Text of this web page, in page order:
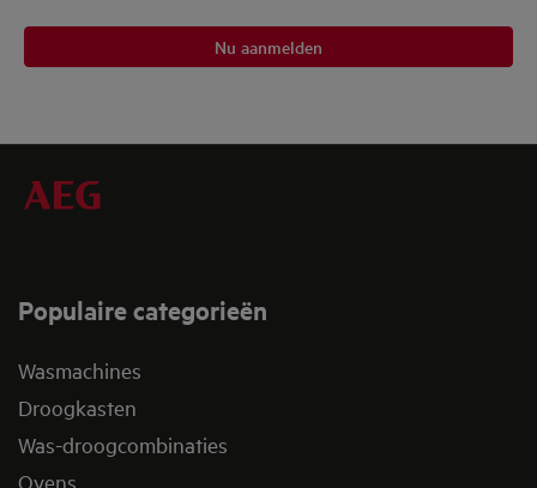
Nu aanmelden
Populaire categorieën
Wasmachines
Droogkasten
Was-droogcombinaties
Ovens